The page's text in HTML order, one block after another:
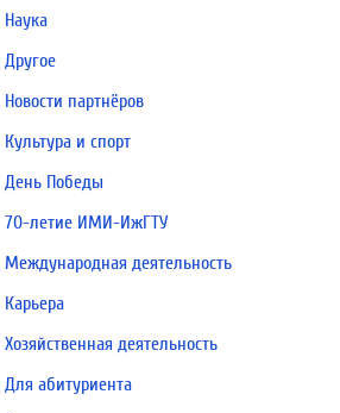
Наука
Другое
Новости партнёров
Культура и спорт
День Победы
70-летие ИМИ-ИжГТУ
Международная деятельность
Карьера
Хозяйственная деятельность
Для абитуриента